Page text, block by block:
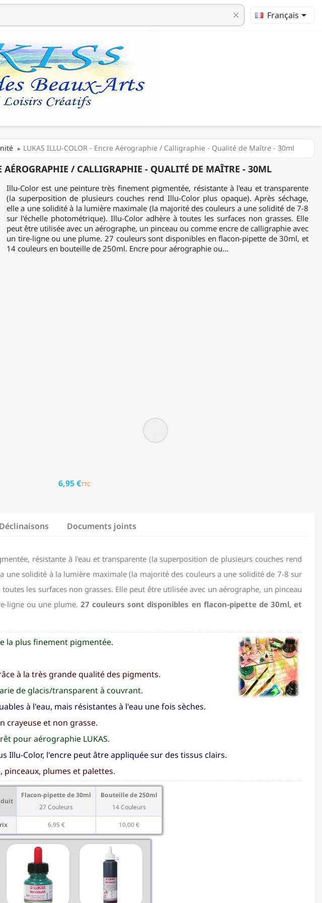
clear Français
LUKAS ILLU-COLOR - Encre Aérographie / Calligraphie - Qualité de Maître - 30ml
AÉROGRAPHIE / CALLIGRAPHIE - QUALITÉ DE MAÎTRE - 30ML
Illu-Color est une peinture très finement pigmentée, résistante à l'eau et transparente
(la superposition de plusieurs couches rend Illu-Color plus opaque). Après séchage,
elle a une solidité à la lumière maximale (la majorité des couleurs a une solidité de 7-8
sur l'échelle photométrique). Illu-Color adhère à toutes les surfaces non grasses. Elle
peut être utilisée avec un aérographe, un pinceau ou comme encre de calligraphie avec
un tire-ligne ou une plume. 27 couleurs sont disponibles en flacon-pipette de 30ml, et
14 couleurs en bouteille de 250ml. Encre pour aérographie ou...
8403
-
6,95 €TTC
Déclinaisons Documents joints
résistante à l'eau et transparente (la superposition de plusieurs couches rend
une solidité à la lumière maximale (la majorité des couleurs a une solidité de 7-8 sur
les surfaces non grasses. Elle peut être utilisée avec un aérographe, un pinceau
ligne ou une plume.27 couleurs sont disponibles en flacon-pipette de 30ml, et
la plus finement pigmentée.
à la très grande qualité des pigments.
de glacis/transparent à couvrant.
à l'eau, mais résistantes à l'eau une fois sèches.
crayeuse et non grasse.
pour aérographie LUKAS.
Illu-Color, l'encre peut âtre appliquée sur des tissus clairs.
plumes et palettes.
Flacon-pipette de 30ml
27 Couleurs
Bouteille de 250ml
14 Couleurs
6,95 € 10,00 €